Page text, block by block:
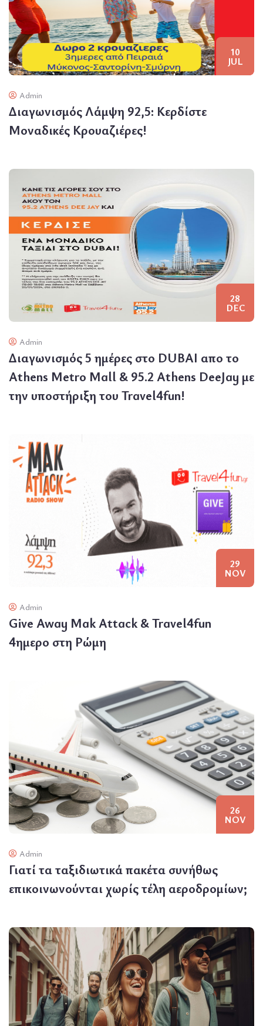
10
JUL
Admin
Διαγωνισμός Λάμψη 92,5: Κερδίστε
Μοναδικές Κρουαζιέρες!
28
DEC
Admin
Διαγωνισμός 5 ημέρες στο DUBAI απο το
Athens Metro Mall & 95.2 Athens DeeJay με
την υποστήριξη του Travel4fun!
29
NOV
Admin
Give Away Mak Attack & Travel4fun
4ημερο στη Ρώμη
26
NOV
Admin
Γιατί τα ταξιδιωτικά πακέτα συνήθως
επικοινωνούνται χωρίς τέλη αεροδρομίων;